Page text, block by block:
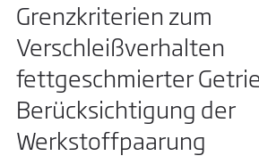
Grenzkriterien zum
Verschleißverhalten
fettgeschmierter
Berücksichtigung der
Werkstoffpaarung